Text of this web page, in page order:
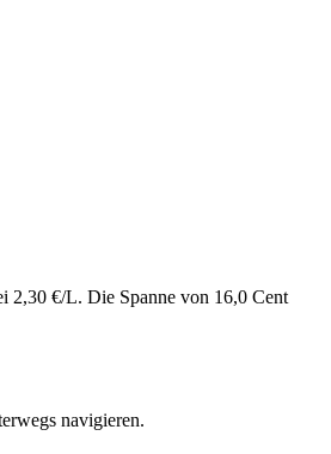
2,30 €/L. Die Spanne von 16,0 Cent
navigieren.